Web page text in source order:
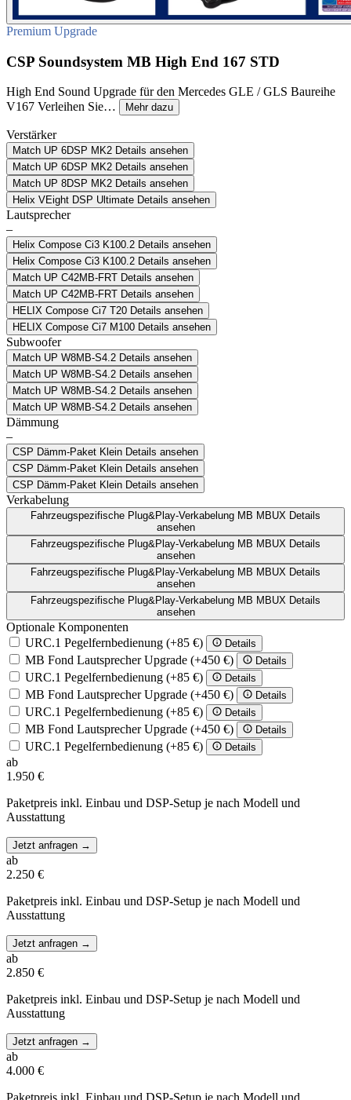
Premium Upgrade
CSP Soundsystem MB High End 167 STD
High End Sound Upgrade für den Mercedes GLE / GLS Baureihe
V167 Verleihen Sie…
Mehr dazu
Verstärker
Match UP 6DSP MK2 Details ansehen
Match UP 6DSP MK2 Details ansehen
Match UP 8DSP MK2 Details ansehen
Helix VEight DSP Ultimate Details ansehen
Lautsprecher
–
Helix Compose Ci3 K100.2 Details ansehen
Helix Compose Ci3 K100.2 Details ansehen
Match UP C42MB-FRT Details ansehen
Match UP C42MB-FRT Details ansehen
HELIX Compose Ci7 T20 Details ansehen
HELIX Compose Ci7 M100 Details ansehen
Subwoofer
Match UP W8MB-S4.2 Details ansehen
Match UP W8MB-S4.2 Details ansehen
Match UP W8MB-S4.2 Details ansehen
Match UP W8MB-S4.2 Details ansehen
Dämmung
–
CSP Dämm-Paket Klein Details ansehen
CSP Dämm-Paket Klein Details ansehen
CSP Dämm-Paket Klein Details ansehen
Verkabelung
Fahrzeugspezifische Plug&Play-Verkabelung MB MBUX Details
ansehen
Fahrzeugspezifische Plug&Play-Verkabelung MB MBUX Details
ansehen
Fahrzeugspezifische Plug&Play-Verkabelung MB MBUX Details
ansehen
Fahrzeugspezifische Plug&Play-Verkabelung MB MBUX Details
ansehen
Optionale Komponenten
URC.1 Pegelfernbedienung (+85 €) Details
MB Fond Lautsprecher Upgrade (+450 €) Details
URC.1 Pegelfernbedienung (+85 €) Details
MB Fond Lautsprecher Upgrade (+450 €) Details
URC.1 Pegelfernbedienung (+85 €) Details
MB Fond Lautsprecher Upgrade (+450 €) Details
URC.1 Pegelfernbedienung (+85 €) Details
ab
1.950 €
Paketpreis inkl. Einbau und DSP-Setup je nach Modell und
Ausstattung
Jetzt anfragen →
ab
2.250 €
Paketpreis inkl. Einbau und DSP-Setup je nach Modell und
Ausstattung
Jetzt anfragen →
ab
2.850 €
Paketpreis inkl. Einbau und DSP-Setup je nach Modell und
Ausstattung
Jetzt anfragen →
ab
4.000 €